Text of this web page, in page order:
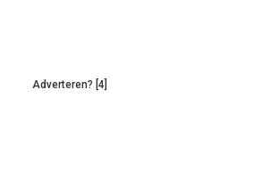
Adverteren? [4]